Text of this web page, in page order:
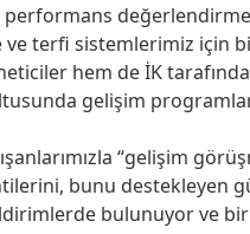
performans
ve terfi sistemlerimiz için
hem de İK
gelişim
“gelişim
bunu destekleyen
bulunuyor ve bir